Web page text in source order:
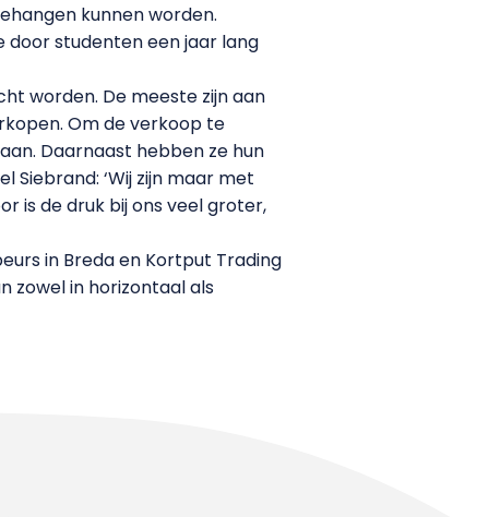
kunnen worden.
door studenten een jaar lang
worden. De meeste zijn aan
Om de verkoop te
Daarnaast hebben ze hun
‘Wij zijn maar met
is de druk bij ons veel groter,
in Breda en Kortput Trading
zowel in horizontaal als